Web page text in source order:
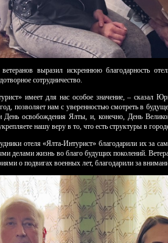
ветеранов выразил искреннюю благодарность
сотрудничество.
имеет для нас особое значение, – сказал
позволяет нам с уверенностью смотреть в
освобождения Ялты, и, конечно, День
нашу веру в то, что есть структуры в
отеля «Ялта-Интурист» благодарили их за
делами жизнь во благо будущих поколений.
о подвигах военных лет, благодарили за